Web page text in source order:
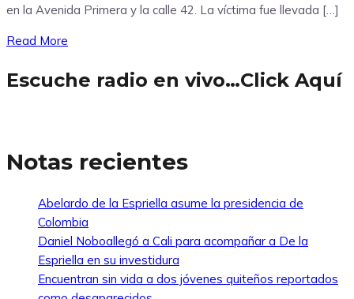
en la Avenida Primera y la calle 42. La víctima fue llevada […]
Read More
Escuche radio en vivo…Click Aquí
Notas recientes
Abelardo de la Espriella asume la presidencia de
Colombia
Daniel Noboallegó a Cali para acompañar a De la
Espriella en su investidura
Encuentran sin vida a dos jóvenes quiteños reportados